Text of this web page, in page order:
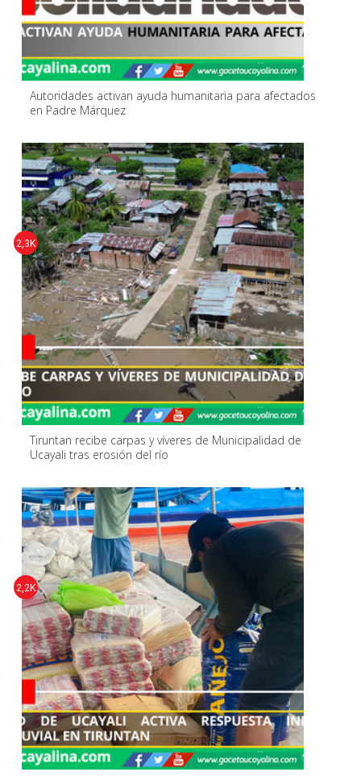
Autoridades activan ayuda humanitaria para afectados
en Padre Márquez
Tiruntan recibe carpas y víveres de Municipalidad de
Ucayali tras erosión del río
2,3K
2,2K